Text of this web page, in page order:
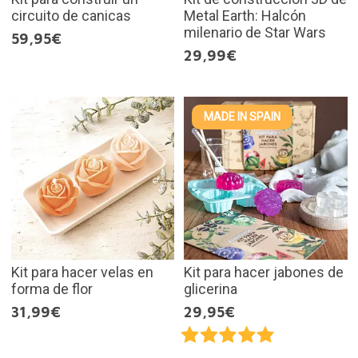
circuito de canicas
59,95€
Metal Earth: Halcón
milenario de Star Wars
29,99€
Kit para hacer velas en
forma de flor
31,99€
MADE IN SPAIN
Kit para hacer jabones de
glicerina
29,95€